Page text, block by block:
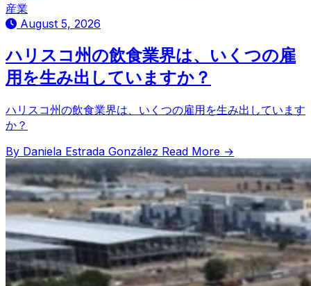
産業
August 5, 2026
ハリスコ州の飲食業界は、いくつの雇
用を生み出していますか？
ハリスコ州の飲食業界は、いくつの雇用を生み出しています
か？
By Daniela Estrada González Read More →